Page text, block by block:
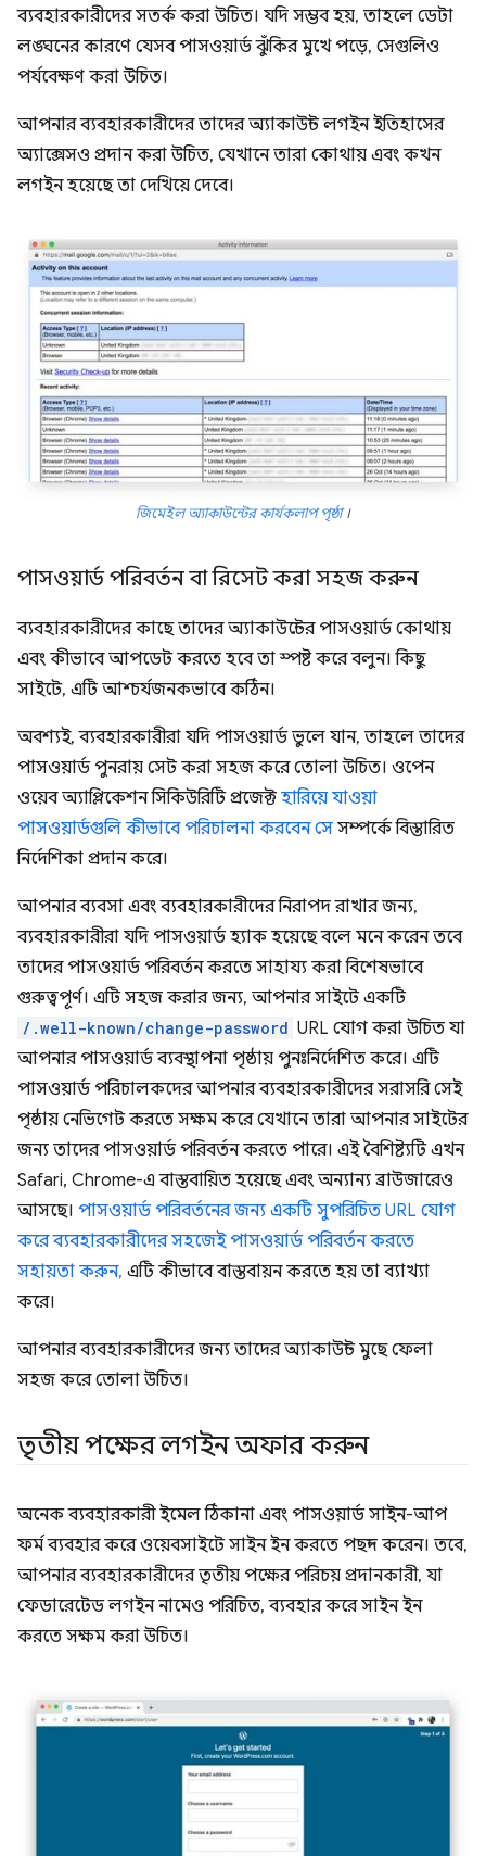
ব্যবহারকারীদের সতর্ক করা উচিত। যদি সম্ভব হয়, তাহলে ডেটা
লঙ্ঘনের কারণে যেসব পাসওয়ার্ড ঝুঁকির মুখে পড়ে, সেগুলিও
পর্যবেক্ষণ করা উচিত।
আপনার ব্যবহারকারীদের তাদের অ্যাকাউন্ট লগইন ইতিহাসের
অ্যাক্সেসও প্রদান করা উচিত, যেখানে তারা কোথায় এবং কখন
লগইন হয়েছে তা দেখিয়ে দেবে।
জিমেইল অ্যাকাউন্টের কার্যকলাপ পৃষ্ঠা।
পাসওয়ার্ড পরিবর্তন বা রিসেট করা সহজ করুন
ব্যবহারকারীদের কাছে তাদের অ্যাকাউন্টের পাসওয়ার্ড কোথায়
এবং কীভাবে আপডেট করতে হবে তা স্পষ্ট করে বলুন। কিছু
সাইটে, এটি আশ্চর্যজনকভাবে কঠিন।
অবশ্যই, ব্যবহারকারীরা যদি পাসওয়ার্ড ভুলে যান, তাহলে তাদের
পাসওয়ার্ড পুনরায় সেট করা সহজ করে তোলা উচিত। ওপেন
ওয়েব অ্যাপ্লিকেশন সিকিউরিটি প্রজেক্ট হারিয়ে যাওয়া
পাসওয়ার্ডগুলি কীভাবে পরিচালনা করবেন সে সম্পর্কে বিস্তারিত
নির্দেশিকা প্রদান করে।
আপনার ব্যবসা এবং ব্যবহারকারীদের নিরাপদ রাখার জন্য,
ব্যবহারকারীরা যদি পাসওয়ার্ড হ্যাক হয়েছে বলে মনে করেন তবে
তাদের পাসওয়ার্ড পরিবর্তন করতে সাহায্য করা বিশেষভাবে
গুরুত্বপূর্ণ। এটি সহজ করার জন্য, আপনার সাইটে একটি
/.well-known/change-password URL যোগ করা উচিত যা
আপনার পাসওয়ার্ড ব্যবস্থাপনা পৃষ্ঠায় পুনঃনির্দেশিত করে। এটি
পাসওয়ার্ড পরিচালকদের আপনার ব্যবহারকারীদের সরাসরি সেই
পৃষ্ঠায় নেভিগেট করতে সক্ষম করে যেখানে তারা আপনার সাইটের
জন্য তাদের পাসওয়ার্ড পরিবর্তন করতে পারে। এই বৈশিষ্ট্যটি এখন
Safari, Chrome-এ বাস্তবায়িত হয়েছে এবং অন্যান্য ব্রাউজারেও
আসছে। পাসওয়ার্ড পরিবর্তনের জন্য একটি সুপরিচিত URL যোগ
করে ব্যবহারকারীদের সহজেই পাসওয়ার্ড পরিবর্তন করতে
সহায়তা করুন, এটি কীভাবে বাস্তবায়ন করতে হয় তা ব্যাখ্যা
করে।
আপনার ব্যবহারকারীদের জন্য তাদের অ্যাকাউন্ট মুছে ফেলা
সহজ করে তোলা উচিত।
তৃতীয় পক্ষের লগইন অফার করুন
অনেক ব্যবহারকারী ইমেল ঠিকানা এবং পাসওয়ার্ড সাইন-আপ
ফর্ম ব্যবহার করে ওয়েবসাইটে সাইন ইন করতে পছন্দ করেন। তবে,
আপনার ব্যবহারকারীদের তৃতীয় পক্ষের পরিচয় প্রদানকারী, যা
ফেডারেটেড লগইন নামেও পরিচিত, ব্যবহার করে সাইন ইন
করতে সক্ষম করা উচিত।